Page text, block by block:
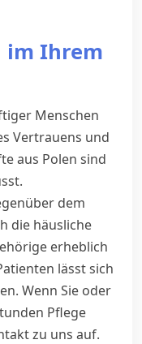
im Ihrem
Menschen
Vertrauens und
aus Polen sind
dem
die häusliche
erheblich
lässt sich
Wenn Sie oder
Pflege
zu uns auf.